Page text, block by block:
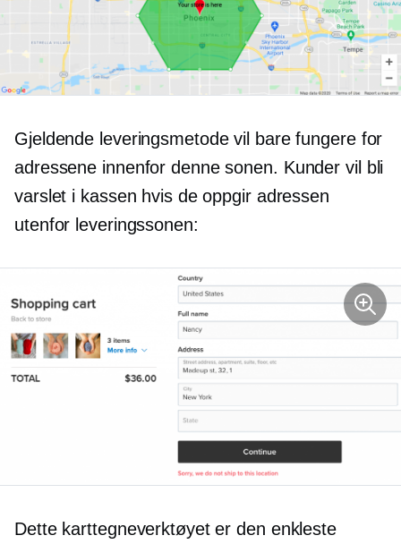
Gjeldende leveringsmetode vil bare fungere for
adressene innenfor denne sonen. Kunder vil bli
varslet i kassen hvis de oppgir adressen
utenfor leveringssonen:
Dette karttegneverktøyet er den enkleste